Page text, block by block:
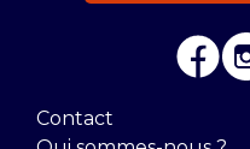
Contact